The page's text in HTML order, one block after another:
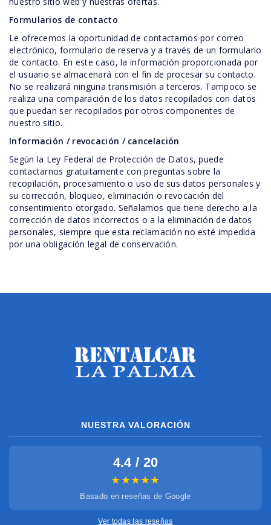
Formularios de contacto
Le ofrecemos la oportunidad de contactarnos por correo
electrónico, formulario de reserva y a través de un formulario
de contacto. En este caso, la información proporcionada por
el usuario se almacenará con el fin de procesar su contacto.
No se realizará ninguna transmisión a terceros. Tampoco se
realiza una comparación de los datos recopilados con datos
que puedan ser recopilados por otros componentes de
nuestro sitio.
Información / revocación / cancelación
Según la Ley Federal de Protección de Datos, puede
contactarnos gratuitamente con preguntas sobre la
recopilación, procesamiento o uso de sus datos personales y
su corrección, bloqueo, eliminación o revocación del
consentimiento otorgado. Señalamos que tiene derecho a la
corrección de datos incorrectos o a la eliminación de datos
personales, siempre que esta reclamación no esté impedida
por una obligación legal de conservación.
NUESTRA VALORACIÓN
4.4 / 20
★★★★★
Basado en reseñas de Google
Ver todas las reseñas